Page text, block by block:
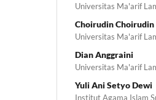
Universitas Ma'arif
Choirudin Choirudin
Universitas Ma'arif
Dian Anggraini
Universitas Ma'arif
Yuli Ani Setyo Dewi
Institut Agama Islam